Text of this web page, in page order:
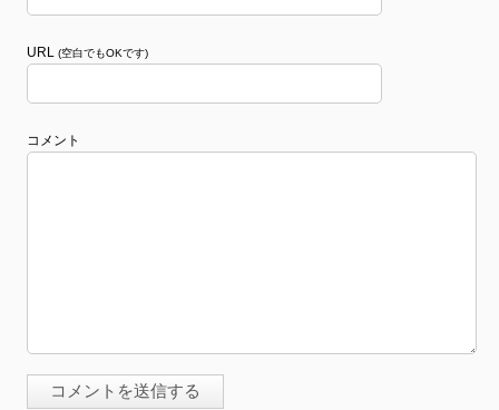
URL (空白でもOKです)
コメント